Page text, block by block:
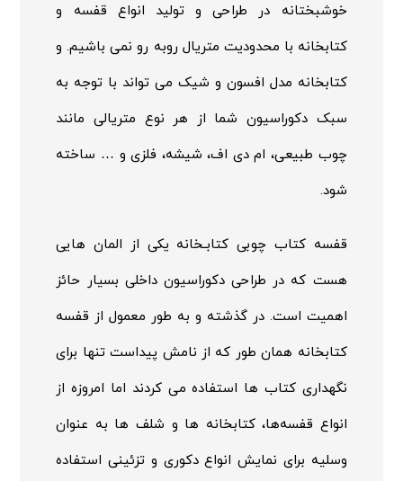
خوشبختانه در طراحی و تولید انواع قفسه و
کتابخانه با محدودیت متریال روبه رو نمی باشیم. و
کتابخانه مدل افسون و شیک می تواند با توجه به
سبک دکوراسیون شما از هر نوع متریالی مانند
چوب طبیعی، ام دی اف، شیشه، فلزی و … ساخته
شود.
قفسه کتاب چوبی کتابـخانه یکی از المان هایی
هست که در طراحی دکوراسیون داخلی بسیار حائز
اهمیت است. در گذشته و به طور معمول از قفسه
کتابخانه همان طور که از نامش پیداست تنها برای
نگهداری کتاب ها استفاده می کردند اما امروزه از
انواع قفسه‌ها، کتابخانه ها و شلف ها به عنوان
وسلیه برای نمایش انواع دکوری و تزئینی استفاده